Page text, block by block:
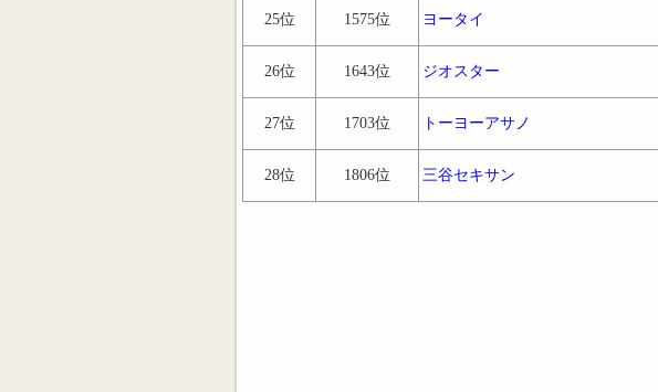
25位 1575位 ヨータイ
26位 1643位 ジオスター
27位 1703位 トーヨーアサノ
28位 1806位 三谷セキサン